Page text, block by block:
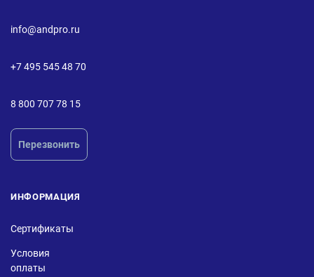
info@andpro.ru
+7 495 545 48 70
8 800 707 78 15
Перезвонить
ИНФОРМАЦИЯ
Сертификаты
Условия
оплаты